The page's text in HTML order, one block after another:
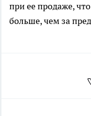
при ее продаже,
больше, чем за